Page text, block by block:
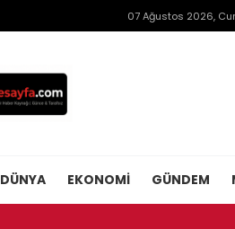
07 Ağustos 2026,
DÜNYA EKONOMI GÜNDEM